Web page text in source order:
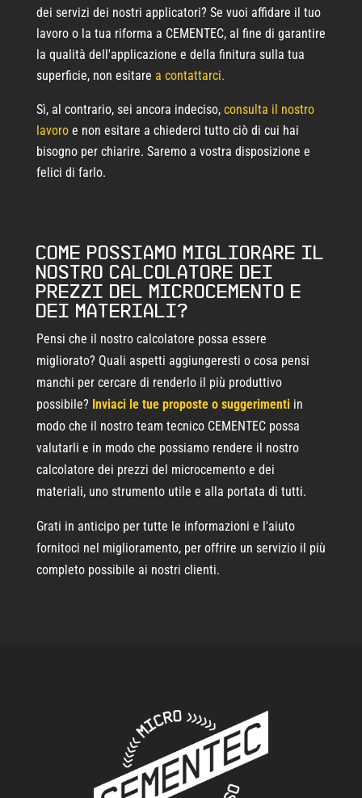
dei servizi dei nostri applicatori? Se vuoi affidare il tuo
lavoro o la tua riforma a CEMENTEC, al fine di garantire
la qualità dell'applicazione e della finitura sulla tua
superficie, non esitare a contattarci.
Sì, al contrario, sei ancora indeciso, consulta il nostro
lavoro e non esitare a chiederci tutto ciò di cui hai
bisogno per chiarire. Saremo a vostra disposizione e
felici di farlo.
Come possiamo migliorare il
nostro calcolatore dei
prezzi del microcemento e
dei materiali?
Pensi che il nostro calcolatore possa essere
migliorato? Quali aspetti aggiungeresti o cosa pensi
manchi per cercare di renderlo il più produttivo
possibile? Inviaci le tue proposte o suggerimentiin
modo che il nostro team tecnico CEMENTEC possa
valutarli e in modo che possiamo rendere il nostro
calcolatore dei prezzi del microcemento e dei
materiali, uno strumento utile e alla portata di tutti.
Grati in anticipo per tutte le informazioni e l'aiuto
fornitoci nel miglioramento, per offrire un servizio il più
completo possibile ai nostri clienti.